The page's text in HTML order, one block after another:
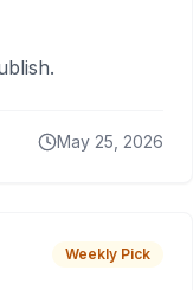
May 25, 2026
Weekly Pick